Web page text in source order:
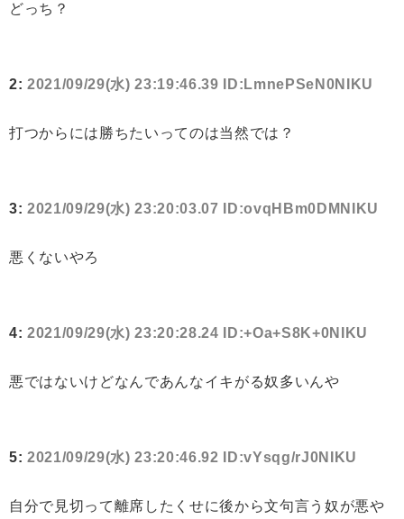
どっち？
2: 2021/09/29(水) 23:19:46.39 ID:LmnePSeN0NIKU
打つからには勝ちたいってのは当然では？
3: 2021/09/29(水) 23:20:03.07 ID:ovqHBm0DMNIKU
悪くないやろ
4: 2021/09/29(水) 23:20:28.24 ID:+Oa+S8K+0NIKU
悪ではないけどなんであんなイキがる奴多いんや
5: 2021/09/29(水) 23:20:46.92 ID:vYsqg/rJ0NIKU
自分で見切って離席したくせに後から文句言う奴が悪や